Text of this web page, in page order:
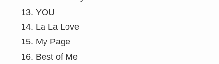
YOU
La La Love
My Page
Best of Me